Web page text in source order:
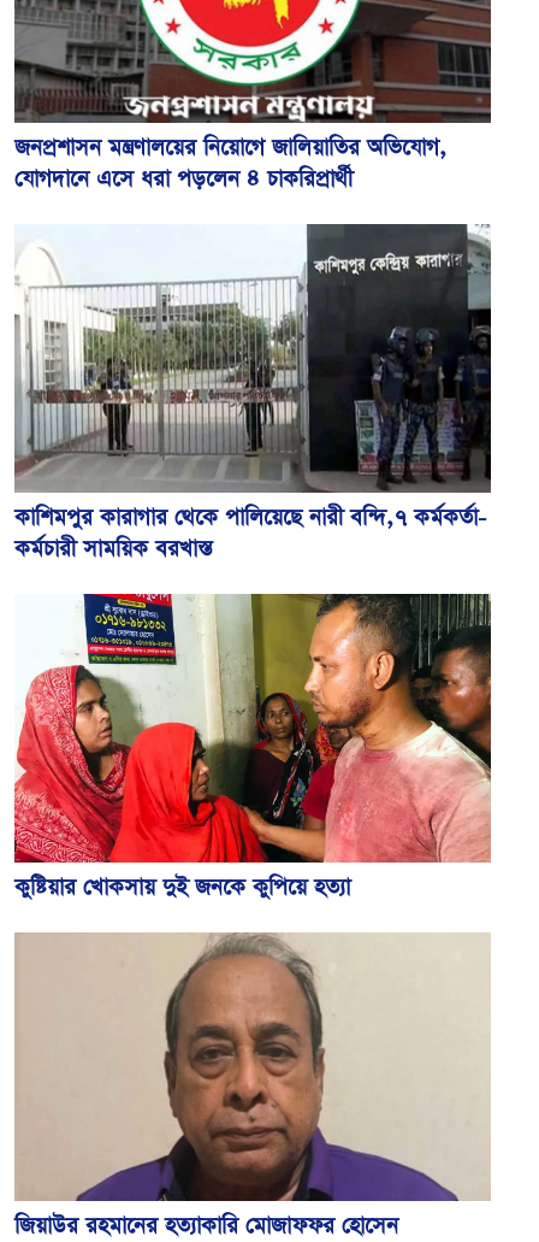
জনপ্রশাসন মন্ত্রণালয়ের নিয়োগে জালিয়াতির অভিযোগ,
যোগদানে এসে ধরা পড়লেন ৪ চাকরিপ্রার্থী
কাশিমপুর কারাগার থেকে পালিয়েছে নারী বন্দি,৭ কর্মকর্তা-
কর্মচারী সাময়িক বরখাস্ত
কুষ্টিয়ার খোকসায় দুই জনকে কুপিয়ে হত্যা
জিয়াউর রহমানের হত্যাকারি মোজাফফর হোসেন